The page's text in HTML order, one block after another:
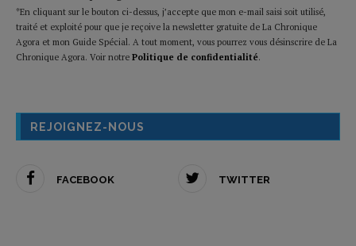
*En cliquant sur le bouton ci-dessus, j’accepte que mon e-mail saisi soit utilisé,
traité et exploité pour que je reçoive la newsletter gratuite de La Chronique
Agora et mon Guide Spécial. A tout moment, vous pourrez vous désinscrire de La
Chronique Agora. Voir notre Politique de confidentialité.
REJOIGNEZ-NOUS
FACEBOOK TWITTER